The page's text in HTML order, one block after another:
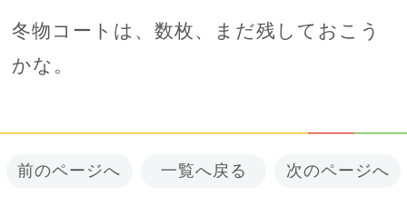
冬物コートは、数枚、まだ残しておこう
かな。
前のページへ 一覧へ戻る 次のページへ